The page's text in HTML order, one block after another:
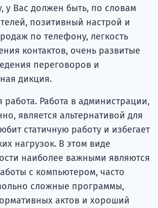
у Вас должен быть, по словам
позитивный настрой и
по телефону, легкость
контактов, очень развитые
переговоров и
дикция.
работа. Работа в администрации,
является альтернативой для
статичную работу и избегает
нагрузок. В этом виде
наиболее важными являются
с компьютером, часто
сложные программы,
актов и хороший